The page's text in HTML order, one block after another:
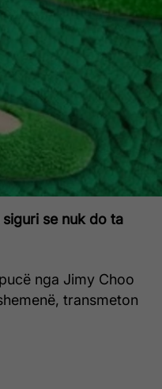
siguri se nuk do ta
nga Jimy Choo
transmeton